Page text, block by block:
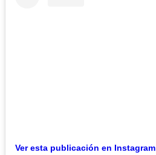
Ver esta publicación en Instagram